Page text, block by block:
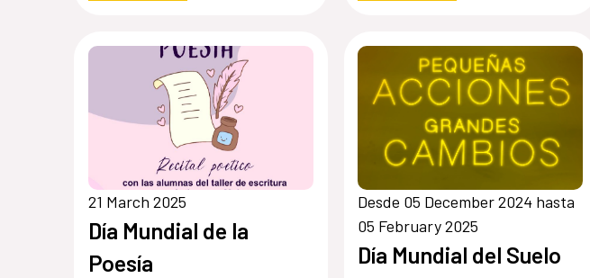
21 March 2025
Día Mundial de la
Poesía
Desde 05 December 2024 hasta
05 February 2025
Día Mundial del Suelo